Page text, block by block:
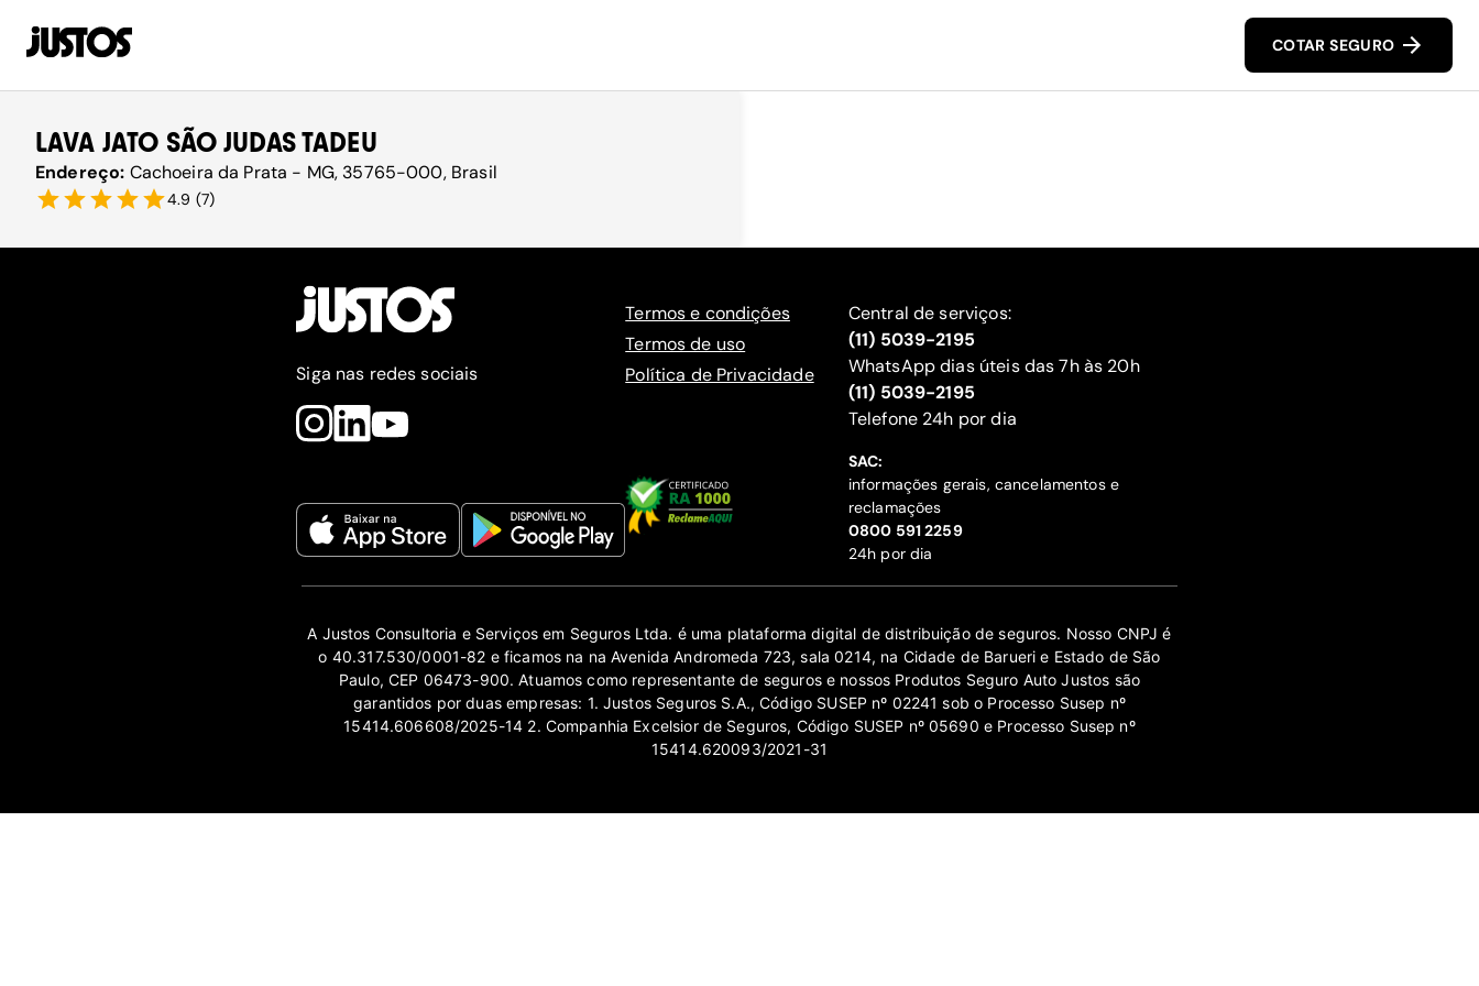
COTAR SEGURO
LAVA JATO SÃO JUDAS TADEU
Endereço: Cachoeira da Prata - MG, 35765-000, Brasil
4.9 (7)
Siga nas redes sociais
Termos e condições
Termos de uso
Política de Privacidade
Central de serviços:
(11) 5039-2195
WhatsApp dias úteis das 7h às 20h
(11) 5039-2195
‍Telefone 24h por dia
SAC:
informações gerais, cancelamentos e
reclamações
‍0800 591 2259
24h por dia
A Justos Consultoria e Serviços em Seguros Ltda. é uma plataforma digital de distribuição de seguros. Nosso CNPJ é
o 40.317.530/0001-82 e ficamos na na Avenida Andromeda 723, sala 0214, na Cidade de Barueri e Estado de São
Paulo, CEP 06473-900. Atuamos como representante de seguros e nossos Produtos Seguro Auto Justos são
garantidos por duas empresas: 1. Justos Seguros S.A., Código SUSEP nº 02241 sob o Processo Susep nº
15414.606608/2025-14 2. Companhia Excelsior de Seguros, Código SUSEP nº 05690 e Processo Susep nº
15414.620093/2021-31